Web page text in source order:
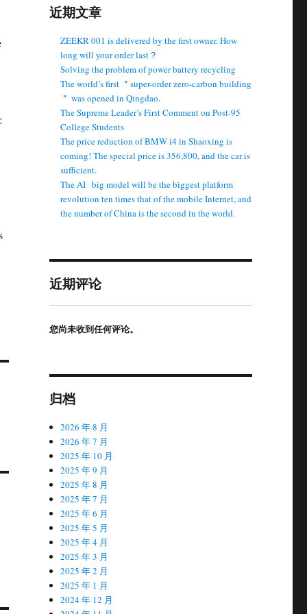
近期文章
ZEEKR 001 is delivered by the first owner. How
long will your order last？
Solving the problem of power battery recycling
The world’s first ＂super-order zero-carbon building
＂ was opened in Qingdao.
The Supreme Leader’s First Comment on Post-95
College Students
The price reduction of BMW i4 in Shaoxing is
coming! The special price is 356,800, and the car is
sufficient.
The AI ​ ​ big model will be the biggest platform
revolution ten times that of the mobile Internet, and
the number of China is the second in the world.
近期评论
您尚未收到任何评论。
归档
2026 年 8 月
2026 年 7 月
2025 年 10 月
2025 年 9 月
2025 年 8 月
2025 年 7 月
2025 年 6 月
2025 年 5 月
2025 年 4 月
2025 年 3 月
2025 年 2 月
2025 年 1 月
2024 年 12 月